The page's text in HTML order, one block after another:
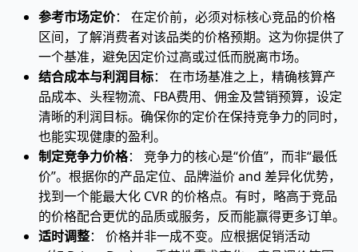
参考市场定价： 在定价前，必须对标核心竞品的价格
区间，了解消费者对该品类的价格预期。这为你提供了
一个基准，避免因定价过高或过低而脱离市场。
结合成本与利润目标： 在市场基准之上，精确核算产
品成本、头程物流、FBA费用、佣金及营销预算，设定
清晰的利润目标。确保你的定价在保持竞争力的同时，
也能实现健康的盈利。
制定竞争力价格： 竞争力的核心是“价值”，而非“最低
价”。根据你的产品定位、品牌溢价 and 差异化优势，
找到一个能最大化 CVR 的价格点。有时，略高于竞品
的价格配合更优的品质或服务，反而能赢得更多订单。
适时调整： 价格并非一成不变。应根据促销活动